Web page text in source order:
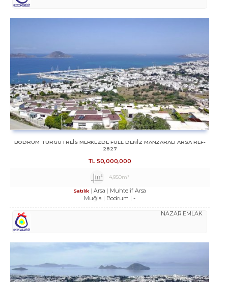
BODRUM TURGUTREİS MERKEZDE FULL DENİZ MANZARALI ARSA REF-
2827
TL50,000,000
4,950m²
Satılık Arsa
Muhtelif Arsa
Muğla
Bodrum -
NAZAR EMLAK